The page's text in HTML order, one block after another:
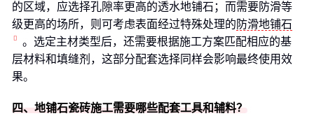
的区域，应选择孔隙率更高的透水地铺石；而需要防滑等
级更高的场所，则可考虑表面经过特殊处理的 防滑地铺石
。选定主材类型后，还需要根据施工方案匹配相应的基
层材料和填缝剂，这部分配套选择同样会影响最终使用效
果。
四、地铺石瓷砖施工需要哪些配套工具和辅料？